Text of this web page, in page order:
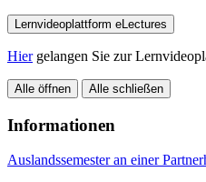
Lernvideoplattform eLectures
Hiergelangen Sie zur
Alle öffnen Alle schließen
Informationen
Auslandssemester an einer